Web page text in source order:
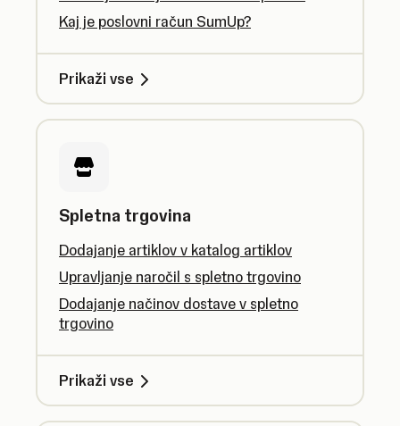
Kaj je poslovni račun SumUp?
Prikaži vse
Spletna trgovina
Dodajanje artiklov v katalog artiklov
Upravljanje naročil s spletno trgovino
Dodajanje načinov dostave v spletno
trgovino
Prikaži vse